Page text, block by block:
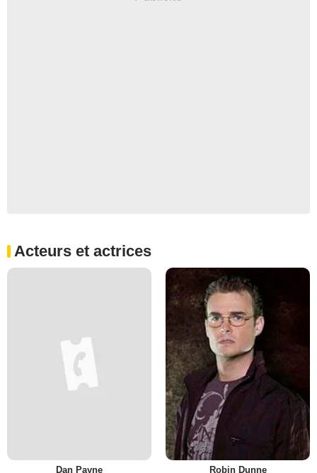
Acteurs et actrices
Dan Payne Robin Dunne